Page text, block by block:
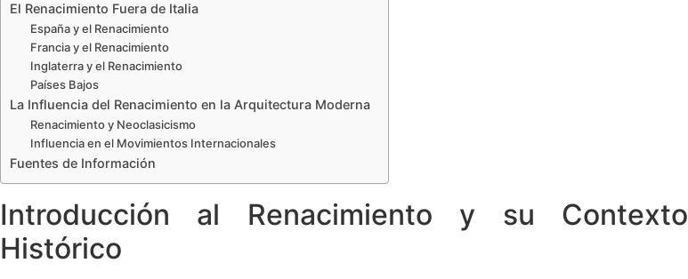
El Renacimiento Fuera de Italia
España y el Renacimiento
Francia y el Renacimiento
Inglaterra y el Renacimiento
Países Bajos
La Influencia del Renacimiento en la Arquitectura Moderna
Renacimiento y Neoclasicismo
Influencia en el Movimientos Internacionales
Fuentes de Información
Introducción al Renacimiento y su Contexto
Histórico